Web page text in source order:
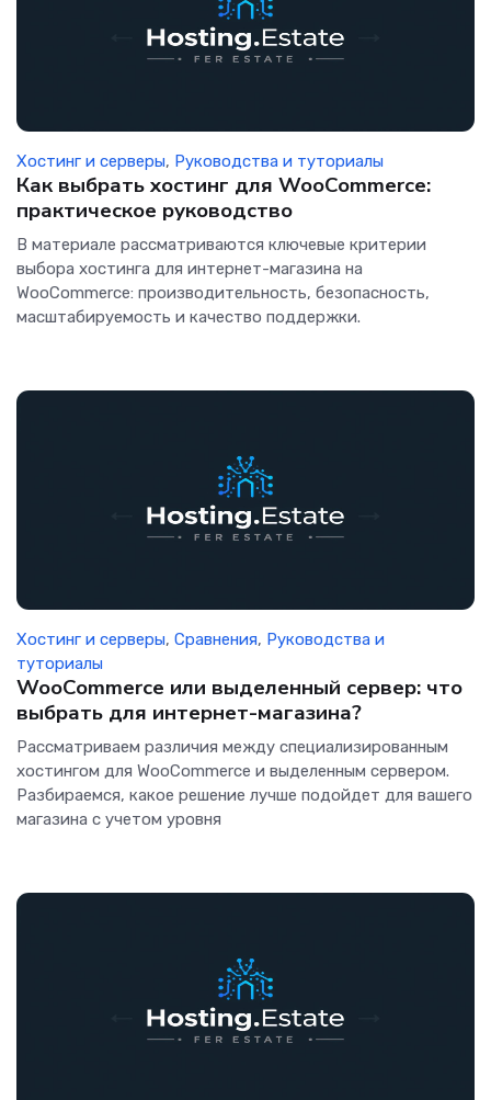
Хостинг и серверы, Руководства и туториалы
Как выбрать хостинг для WooCommerce:
практическое руководство
В материале рассматриваются ключевые критерии
выбора хостинга для интернет-магазина на
WooCommerce: производительность, безопасность,
масштабируемость и качество поддержки.
Хостинг и серверы, Сравнения, Руководства и
туториалы
WooCommerce или выделенный сервер: что
выбрать для интернет-магазина?
Рассматриваем различия между специализированным
хостингом для WooCommerce и выделенным сервером.
Разбираемся, какое решение лучше подойдет для вашего
магазина с учетом уровня